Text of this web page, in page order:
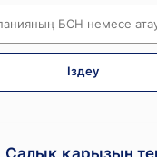
Іздеу
Салық қарызын